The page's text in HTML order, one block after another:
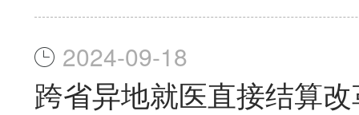
2024-09-18
跨省异地就医直接结算